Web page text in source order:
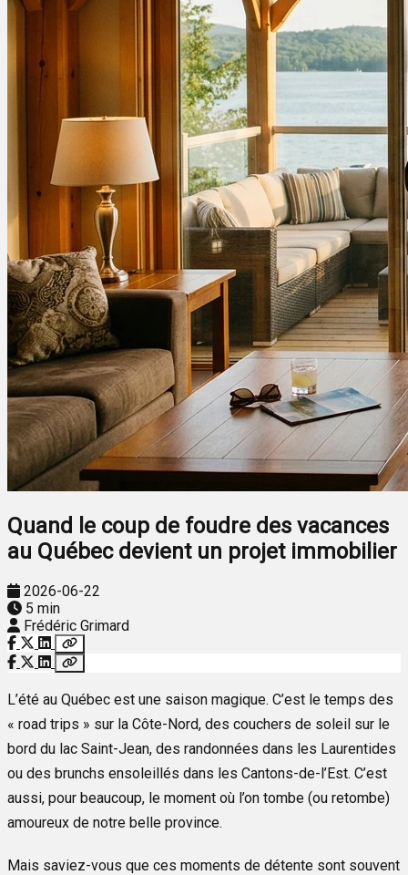
Quand le coup de foudre des vacances
au Québec devient un projet immobilier
2026-06-22
5 min
Frédéric Grimard
L’été au Québec est une saison magique. C’est le temps des
« road trips » sur la Côte-Nord, des couchers de soleil sur le
bord du lac Saint-Jean, des randonnées dans les Laurentides
ou des brunchs ensoleillés dans les Cantons-de-l’Est. C’est
aussi, pour beaucoup, le moment où l’on tombe (ou retombe)
amoureux de notre belle province.
Mais saviez-vous que ces moments de détente sont souvent